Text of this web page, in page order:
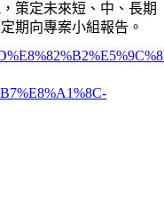
策定未來短、中、長期
期向專案小組報告。